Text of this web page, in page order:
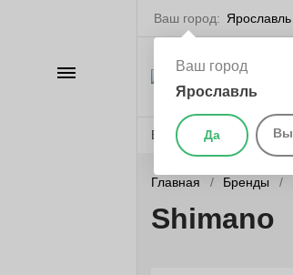
Ваш город: Ярославль
Ваш город
Ярославль
Да
Веломагазины
Каталог
Главная Бренды
Shimano